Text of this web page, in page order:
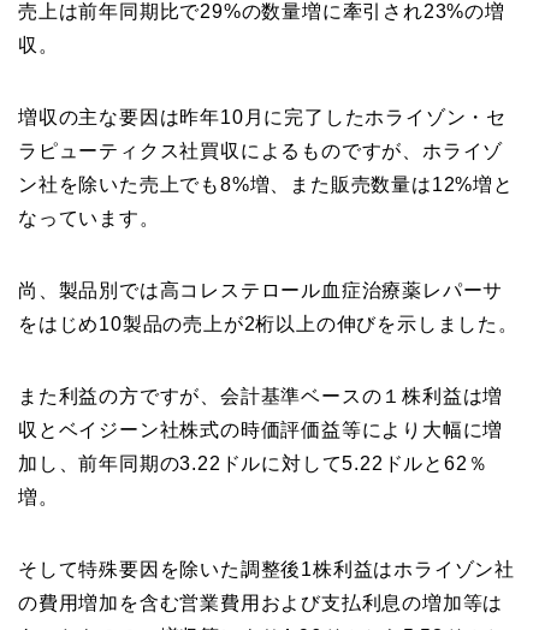
売上は前年同期比で29%の数量増に牽引され23%の増
収。
増収の主な要因は昨年10月に完了したホライゾン・セ
ラピューティクス社買収によるものですが、ホライゾ
ン社を除いた売上でも8%増、また販売数量は12%増と
なっています。
尚、製品別では高コレステロール血症治療薬レパーサ
をはじめ10製品の売上が2桁以上の伸びを示しました。
また利益の方ですが、会計基準ベースの１株利益は増
収とベイジーン社株式の時価評価益等により大幅に増
加し、前年同期の3.22ドルに対して5.22ドルと62％
増。
そして特殊要因を除いた調整後1株利益はホライゾン社
の費用増加を含む営業費用および支払利息の増加等は